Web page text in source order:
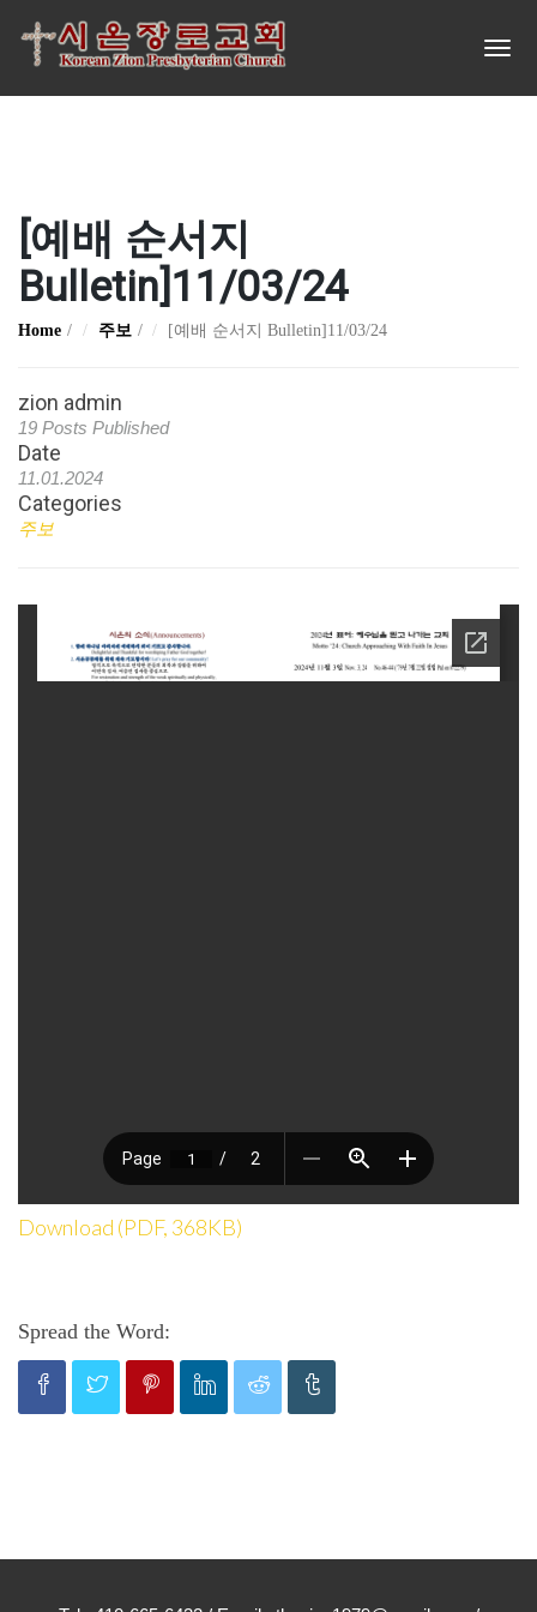
[예배 순서지
Bulletin]11/03/24
Home 주보 [예배 순서지 Bulletin]11/03/24
zion admin
19 Posts Published
Date
11.01.2024
Categories
주보
Download (PDF, 368KB)
Spread the Word: